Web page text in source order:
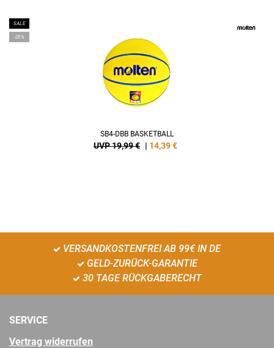
SALE
-28%
SB4-DBB BASKETBALL
UVP 19,99 € | 14,39€
VERSANDKOSTENFREI AB 99€ IN DE
GELD-ZURÜCK-GARANTIE
30 TAGE RÜCKGABERECHT
SERVICE
Vertrag widerrufen